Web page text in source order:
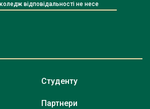
відповідальності не несе
Студенту
Партнери